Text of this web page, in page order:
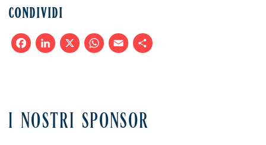
CONDIVIDI
I NOSTRI SPONSOR